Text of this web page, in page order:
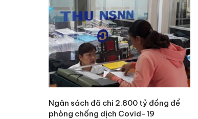
Ngân sách đã chi 2.800 tỷ đồng để
phòng chống dịch Covid-19